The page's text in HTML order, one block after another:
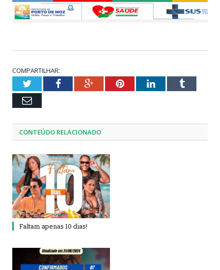
COMPARTILHAR:
TwitterFacebookGoogle+PinterestLinkedInTumblr
Email
CONTEÚDO RELACIONADO
Faltam apenas 10 dias!